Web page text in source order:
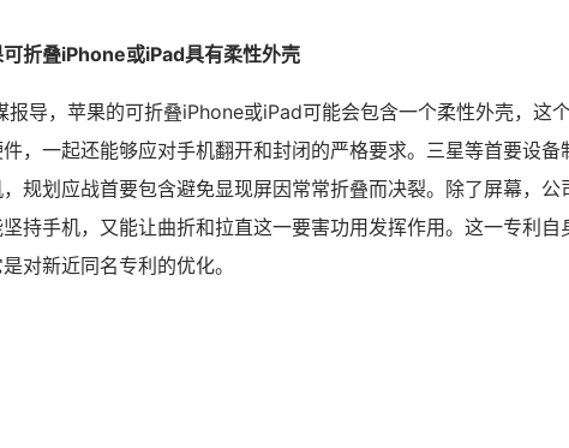
折叠iPhone或iPad具有柔性外壳
报导，苹果的可折叠iPhone或iPad可能会包含一个柔性外壳，这
，一起还能够应对手机翻开和封闭的严格要求。三星等首要设备
规划应战首要包含避免显现屏因常常折叠而决裂。除了屏幕，公
持手机，又能让曲折和拉直这一要害功用发挥作用。这一专利自
对新近同名专利的优化。